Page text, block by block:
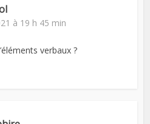
à 19 h 45 min
verbaux ?